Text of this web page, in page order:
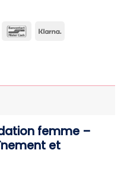
Bancontact
Klarna
femme –
et